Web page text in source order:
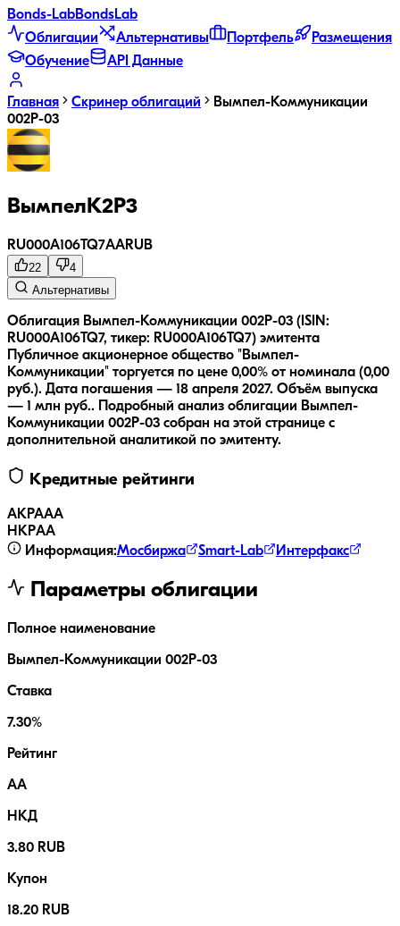
Bonds-LabBondsLab
Облигации
Альтернативы Портфель
Размещения
Обучение
API Данные
Главная Скринер облигаций
Вымпел-Коммуникации
002Р-03
ВымпелК2Р3
RU000A106TQ7AARUB
22
4
Альтернативы
Облигация Вымпел-Коммуникации 002Р-03 (ISIN:
RU000A106TQ7, тикер: RU000A106TQ7) эмитента
Публичное акционерное общество "Вымпел-
Коммуникации" торгуется по цене 0,00% от номинала (0,00
руб.). Дата погашения — 18 апреля 2027. Объём выпуска
— 1 млн руб..
Подробный анализ облигации Вымпел-
Коммуникации 002Р-03 собран на этой странице с
дополнительной аналитикой по эмитенту.
Кредитные рейтинги
АКРАAA
НКРAA
Информация:Мосбиржа Smart-Lab Интерфакс
Параметры облигации
Полное наименование
Вымпел-Коммуникации 002Р-03
Ставка
7.30%
Рейтинг
AA
НКД
3.80 RUB
Купон
18.20 RUB